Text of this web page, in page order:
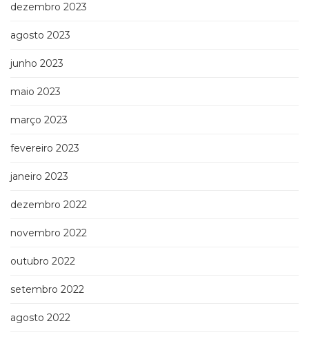
dezembro 2023
agosto 2023
junho 2023
maio 2023
março 2023
fevereiro 2023
janeiro 2023
dezembro 2022
novembro 2022
outubro 2022
setembro 2022
agosto 2022